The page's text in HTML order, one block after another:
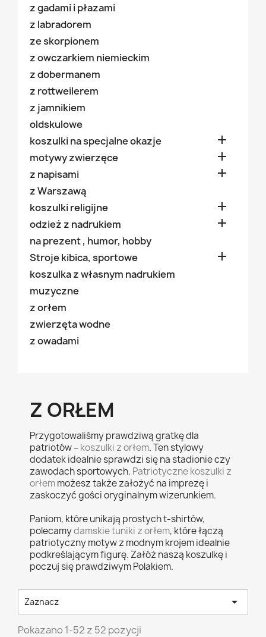
z gadami i płazami
z labradorem
ze skorpionem
z owczarkiem niemieckim
z dobermanem
z rottweilerem
z jamnikiem
oldskulowe
koszulki na specjalne okazje

motywy zwierzęce 
z napisami 
z Warszawą
koszulki religijne

odzież z nadrukiem 
na prezent , humor, hobby
Stroje kibica, sportowe

koszulka z własnym nadrukiem
muzyczne
z orłem
zwierzęta wodne
z owadami
Z ORŁEM
Przygotowaliśmy prawdziwą gratkę dla
patriotów –koszulki z orłem. Ten stylowy
dodatek idealnie sprawdzi się na stadionie czy
zawodach sportowych. Patriotyczne koszulki z
orłemmożesz także założyć na imprezę i
zaskoczyć gości oryginalnym wizerunkiem.
Paniom, które unikają prostych t-shirtów,
polecamydamskie tuniki z orłem, które łączą
patriotyczny motyw z modnym krojem idealnie
podkreślającym figurę. Załóż naszą koszulkę i
poczuj się prawdziwym Polakiem.
Zaznacz 
Pokazano 1-52 z 52 pozycji